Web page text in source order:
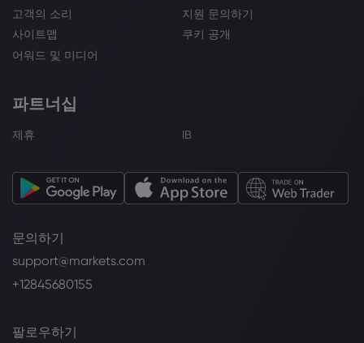
고객의 소리
지원 문의하기
사이트맵
쿠키 공개
어워드 및 미디어
파트너십
제휴 IB
문의하기
support@markets.com
+12845680155
팔로우하기